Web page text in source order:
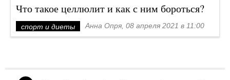
Что такое целлюлит и как с ним бороться?
спорт и диеты Анна Опря, 08 апреля 2021 в 11:00